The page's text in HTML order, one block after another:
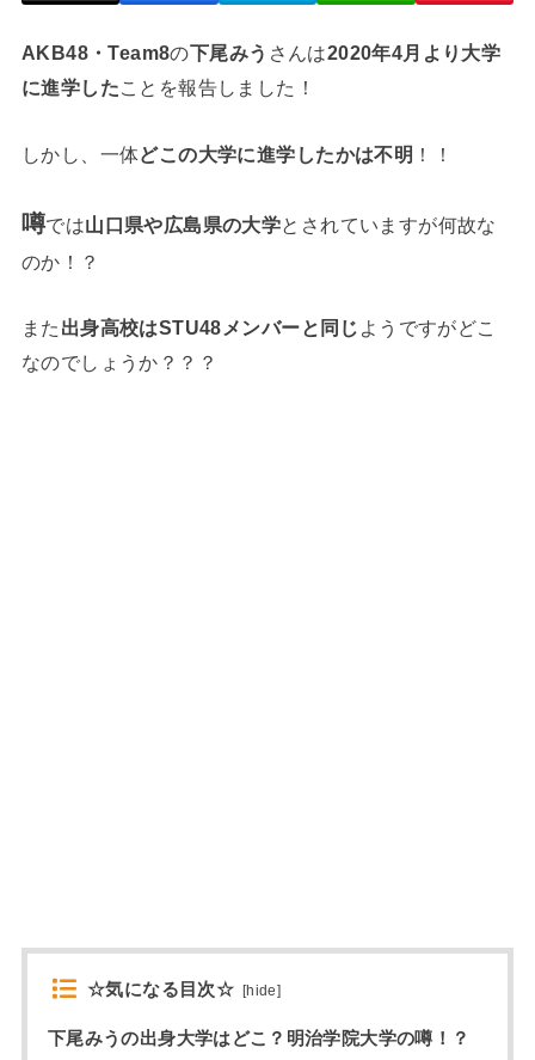
AKB48・Team8の下尾みう さんは2020年4月より大学
に進学したことを報告しました！
しかし、一体どこの大学に進学したかは不明 ！！
噂では山口県や広島県の大学とされていますが何故な
のか！？
また 出身高校はSTU48メンバーと同じ ようですがどこ
なのでしょうか？？？
☆気になる目次☆ [hide]
下尾みうの出身大学はどこ？明治学院大学の噂！？